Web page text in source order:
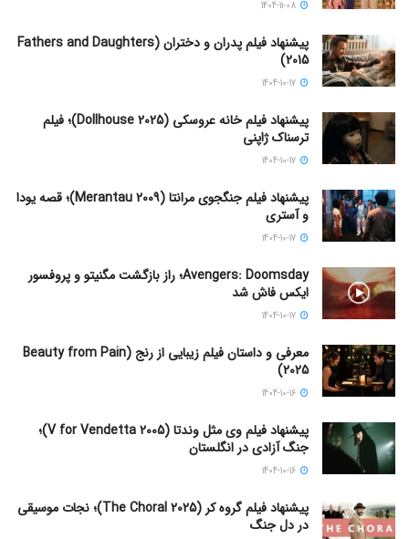
پیشنهاد فیلم پدران و دختران (Fathers and Daughters
2015)
پیشنهاد فیلم خانه عروسکی (Dollhouse 2025)؛ فیلم
ترسناک ژاپنی
پیشنهاد فیلم جنگجوی مرانتا (Merantau 2009)؛ قصه یودا
و آستری
Avengers: Doomsday؛ راز بازگشت مگنیتو و پروفسور
ایکس فاش شد
معرفی و داستان فیلم زیبایی از رنج (Beauty from Pain
2025)
پیشنهاد فیلم وی مثل وندتا (V for Vendetta 2005)؛
جنگ آزادی در انگلستان
پیشنهاد فیلم گروه کر (The Choral 2025)؛ نجات موسیقی
در دل جنگ